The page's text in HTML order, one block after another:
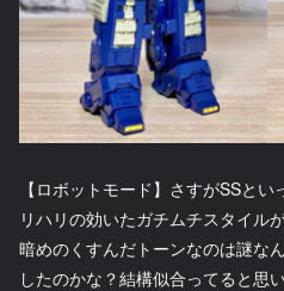
【ロボットモード】さすがSSと
リハリの効いたガチムチスタイル
暗めのくすんだトーンなのは謎な
したのかな？結構似合ってると思い